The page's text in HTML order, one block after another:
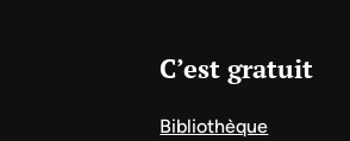
C’est gratuit
Bibliothèque